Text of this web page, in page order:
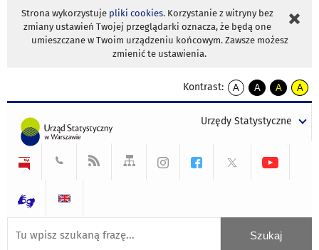
Strona wykorzystuje pliki cookies. Korzystanie z witryny bez
zmiany ustawień Twojej przeglądarki oznacza, że będą one
umieszczane w Twoim urządzeniu końcowym. Zawsze możesz
zmienić te ustawienia.
Kontrast:
A
kontrast
A
kontrast
tekst
czarnym
A
kontrast
tekst
czarnym
A
tekst
żółtym
Urzędy Statystyczne